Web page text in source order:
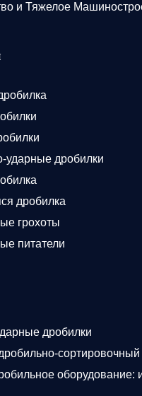
и Тяжелое
ударные дробилки
дробилка
грохоты
питатели
дробилки
сортировочный
оборудование: